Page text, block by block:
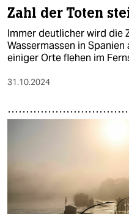
Zahl der Toten
Immer deutlicher wird die
Wassermassen in
einiger Orte flehen im
31.10.2024